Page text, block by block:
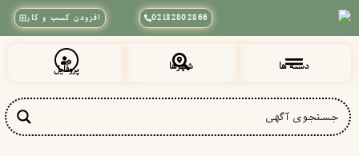
02182802866 افزودن کسب و کار
دسته ها شهرها پروفایل